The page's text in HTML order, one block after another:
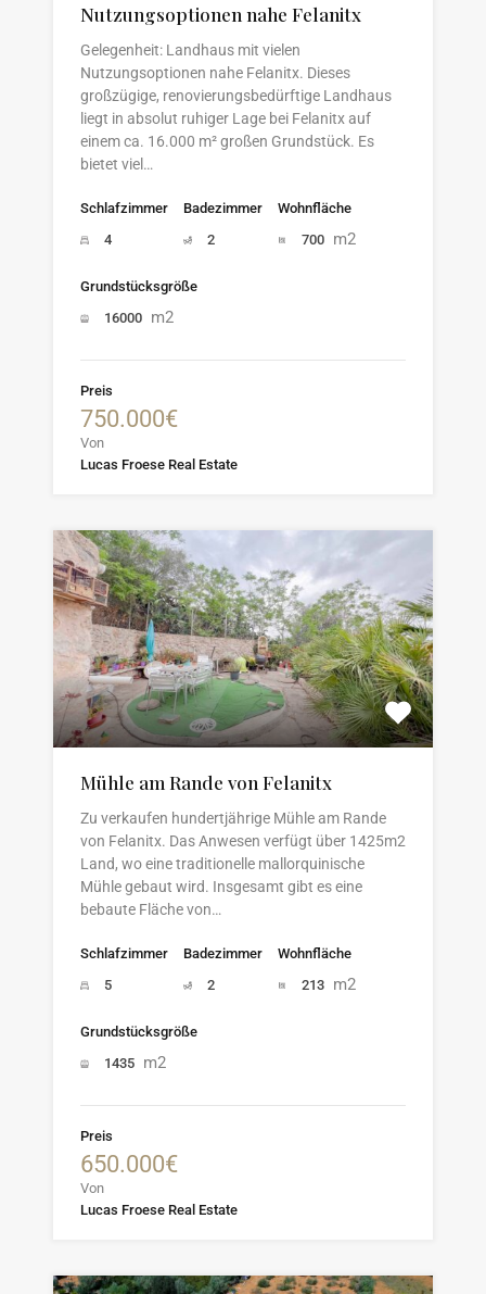
Nutzungsoptionen nahe Felanitx
Gelegenheit: Landhaus mit vielen
Nutzungsoptionen nahe Felanitx. Dieses
großzügige, renovierungsbedürftige Landhaus
liegt in absolut ruhiger Lage bei Felanitx auf
einem ca. 16.000 m² großen Grundstück. Es
bietet viel…
Schlafzimmer
4
Badezimmer
2
Wohnfläche
700 m2
Grundstücksgröße
16000 m2
Preis
750.000€
Von
Lucas Froese Real Estate
Mühle am Rande von Felanitx
Zu verkaufen hundertjährige Mühle am Rande
von Felanitx. Das Anwesen verfügt über 1425m2
Land, wo eine traditionelle mallorquinische
Mühle gebaut wird. Insgesamt gibt es eine
bebaute Fläche von…
Schlafzimmer
5
Badezimmer
2
Wohnfläche
213 m2
Grundstücksgröße
1435 m2
Preis
650.000€
Von
Lucas Froese Real Estate